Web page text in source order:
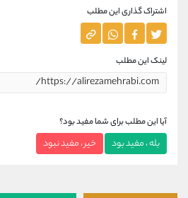
اشتراک گذاری این مطلب
لینک این مطلب
آیا این مطلب برای شما مفید بود؟
بله ، مفید بود خیر ، مفید نبود